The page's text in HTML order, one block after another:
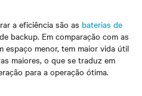
a eficiência são as baterias de
backup. Em comparação com as
espaço menor, tem maior vida útil
maiores, o que se traduz em
para a operação ótima.